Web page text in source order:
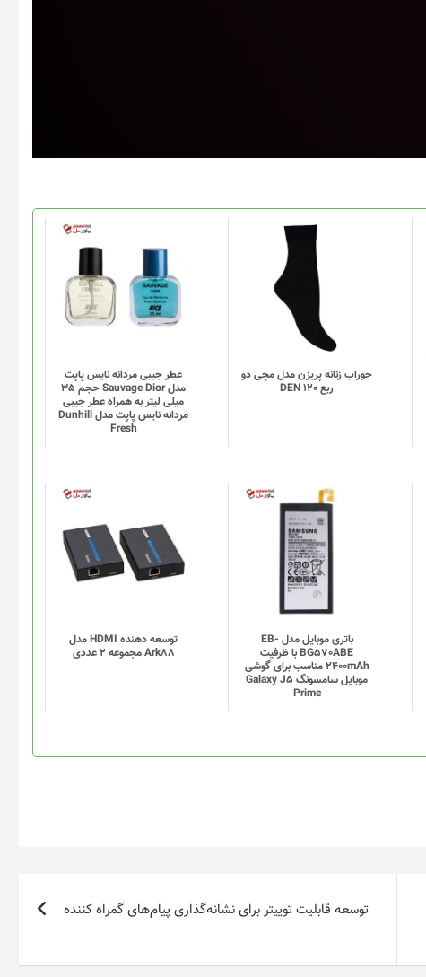
جوراب زنانه پریزن مدل مچی دو
ربع DEN 120
این
محصول
دارای
انواع
مختلفی
می
گزینه
ها
محصول
انتخاب
شوند
عطر جیبی مردانه نایس پاپت
مدل Sauvage Dior حجم 35
میلی لیتر به همراه عطر جیبی
مردانه نایس پاپت مدل Dunhill
Fresh
باتری موبایل مدل EB-
BG570ABE با ظرفیت
2400mAh مناسب برای گوشی
موبایل سامسونگ Galaxy J5
Prime
توسعه دهنده HDMI مدل
Ark88 مجموعه 2 عددی
توسعه قابلیت توییتر برای نشانه‌گذاری پیام‌های گمراه کننده